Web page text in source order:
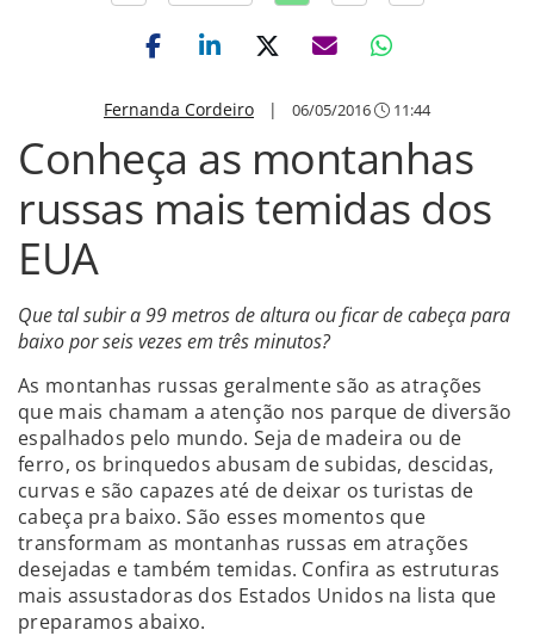
Fernanda Cordeiro | 06/05/2016 11:44
Conheça as montanhas
russas mais temidas dos
EUA
Que tal subir a 99 metros de altura ou ficar de cabeça para
baixo por seis vezes em três minutos?
As montanhas russas geralmente são as atrações
que mais chamam a atenção nos parque de diversão
espalhados pelo mundo. Seja de madeira ou de
ferro, os brinquedos abusam de subidas, descidas,
curvas e são capazes até de deixar os turistas de
cabeça pra baixo. São esses momentos que
transformam as montanhas russas em atrações
desejadas e também temidas. Confira as estruturas
mais assustadoras dos Estados Unidos na lista que
preparamos abaixo.